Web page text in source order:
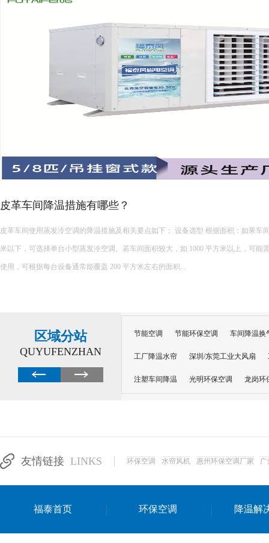
皮革车间降温措施有哪些？
皮革车间使用蒸发冷空调的降温措施及相关要点如下： 设备选型 根据面积：如果车间面积较小，如 200 平方
米以下，可选择单台小型蒸发冷空调。若车间面积较大，如 1000 平方米以上，可能
使用，可根据每台设备通常能覆盖 200 平方米左右的面积...
区域分站
QUYUFENZHAN
节能空调 节能环保空调 车间降温换
工厂降温水帘 深圳/东莞工业大风扇
注塑车间降温 光明环保空调 龙岗环
达州工业省电安装
友情链接 LINKS 环保空调 水帘风机 惠州环保空调厂家 广
福泰首页 环保空调 降温解